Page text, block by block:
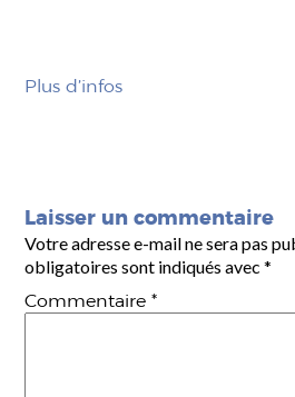
Plus d’infos
Laisser un commentaire
Votre adresse e-mail ne sera pas
obligatoires sont indiqués avec*
Commentaire*